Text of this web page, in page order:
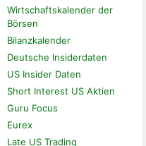
Wirtschaftskalender der
Börsen
Bilanzkalender
Deutsche Insiderdaten
US Insider Daten
Short Interest US Aktien
Guru Focus
Eurex
Late US Trading